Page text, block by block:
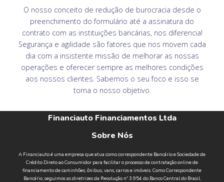
O nosso conceito de redução de burocracia desde o
preenchimento do formulário até a assinatura do
contrato com as instituições bancárias, nos diferencia!
Segurança e agilidade são fatores que nos movem cada
dia com a insistente missão de melhorar as nossas
operações e oferecer sempre as melhores condições
aos nossos clientes. Sabemos o seu foco e isso se
torna o nosso objetivo.
Financiauto Financiamentos Ltda
Sobre Nós
A Financiauto é uma empresa que atua como correspondente Bancário e Sociedade de
Crédito Direto ao Consumidor para facilitar o processo de contratação online de
financiamento de caminhões, ônibus, vans, carros e imóveis. Como Correspondente
Bancário, seguimos as diretrizes da Resolução nº 3.954 do Banco Central do Brasil.